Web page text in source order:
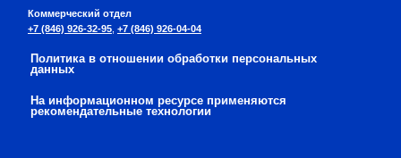
Коммерческий отдел
+7 (846) 926-32-95 +7 (846) 926-04-04
Политика в отношении обработки персональных
данных
На информационном ресурсе применяются
рекомендательные технологии